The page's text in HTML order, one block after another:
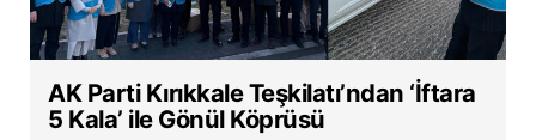
AK Parti Kırıkkale Teşkilatı’ndan ‘İftara
5 Kala’ ile Gönül Köprüsü